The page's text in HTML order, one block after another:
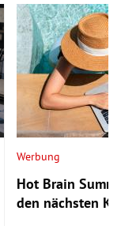
Werbung
Hot Brain
den nächsten